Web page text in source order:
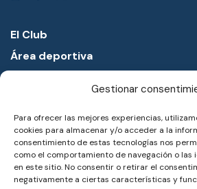
Gestionar
Para ofrecer las mejores experiencias,
cookies para almacenar y/o acceder a la
consentimiento de estas tecnologías nos
como el comportamiento de navegación o las
en este sitio. No consentir o retirar el
negativamente a ciertas características y
El Club
Área deportiva
Entorno
Noticias
Notas de prensa
Trabaja con nosotros